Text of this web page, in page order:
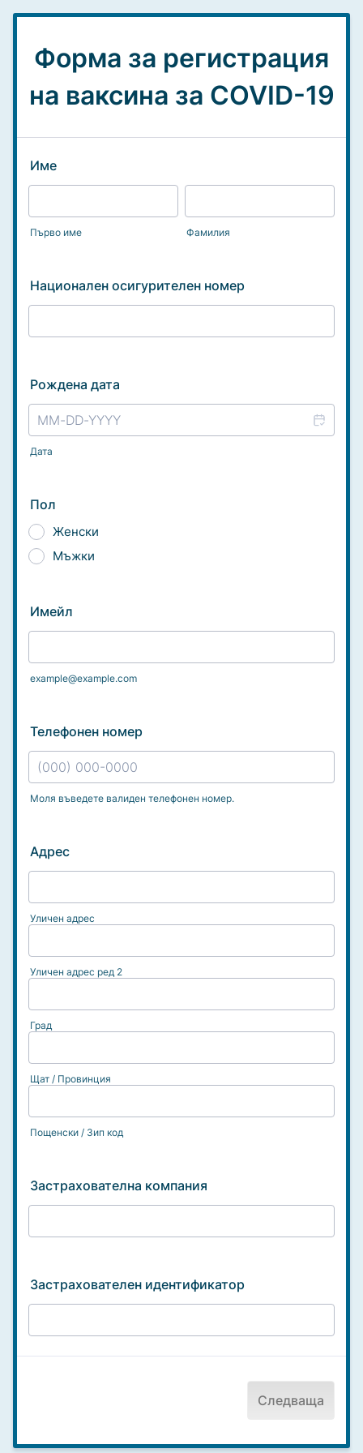
Форма за регистрация
на ваксина за COVID-19
Име
Първо име Фамилия
Национален осигурителен номер
Рождена дата
Дата
Пол
Женски
Мъжки
Имейл
example@example.com
Телефонен номер
Моля въведете валиден телефонен номер.
Адрес
Уличен адрес
Уличен адрес ред 2
Град
Щат / Провинция
Пощенски / Зип код
Застрахователна компания
Застрахователен идентификатор
Следваща